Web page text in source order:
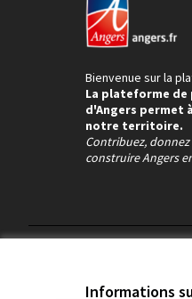
Informations
Bienvenue sur la
La plateforme
d'Angers permet
notre territoire.
Contribuez,
construire Angers